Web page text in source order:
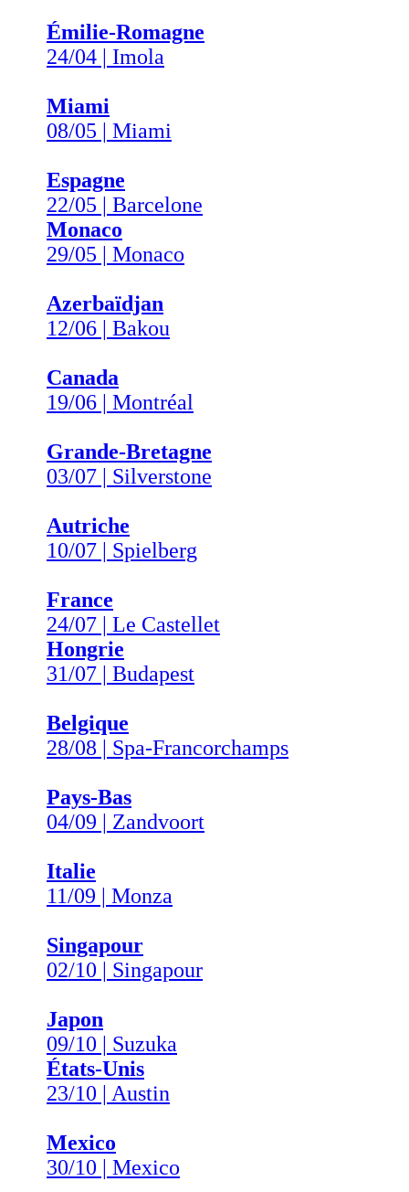
Émilie-Romagne
24/04 | Imola
Miami
08/05 | Miami
Espagne
22/05 | Barcelone
Monaco
29/05 | Monaco
Azerbaïdjan
12/06 | Bakou
Canada
19/06 | Montréal
Grande-Bretagne
03/07 | Silverstone
Autriche
10/07 | Spielberg
France
24/07 | Le Castellet
Hongrie
31/07 | Budapest
Belgique
28/08 | Spa-Francorchamps
Pays-Bas
04/09 | Zandvoort
Italie
11/09 | Monza
Singapour
02/10 | Singapour
Japon
09/10 | Suzuka
États-Unis
23/10 | Austin
Mexico
30/10 | Mexico